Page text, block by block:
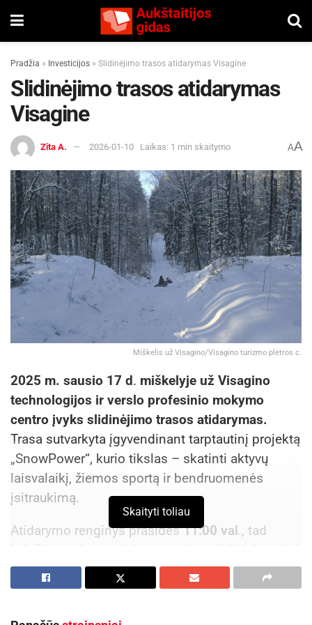
Pradžia » Investicijos » Slidinėjimo trasos atidarymas Visagine
Slidinėjimo trasos atidarymas
Visagine
Zita A. 2026-01-10 Laikas: 1 min skaitymo AA
Miškelis už Visagino/Visagino turizmo plėtros c.
2025 m. sausio 17 d. miškelyje už Visagino
technologijos ir verslo profesinio mokymo
centro įvyks slidinėjimo trasos atidarymas.
Trasa sutvarkyta įgyvendinant tarptautinį projektą
„SnowPower“, kurio tikslas – skatinti aktyvų
laisvalaikį, žiemos sportą ir bendruomenės
įsitraukimą.
Atidarymo renginys prasidės11:00 val., tad
kviečiame visus – tiek patyrusius slidininkus, tiek
norinčius pirmą kartą išbandyti slidinėjimą –
prisijungti ir kartu pasidžiaugti naujomis
Skaityti toliau